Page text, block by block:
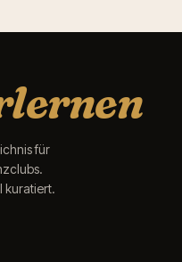
für
kuratiert.